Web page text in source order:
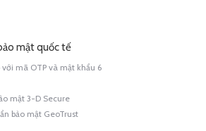
mật quốc tế
với mã OTP và mật khẩu 6
mật 3-D Secure
bảo mật GeoTrust